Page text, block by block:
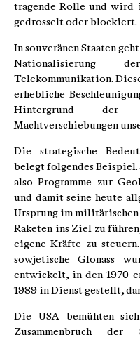
tragende Rolle und wird
gedrosselt oder blockiert.
In souveränen Staaten
Nationalisierung
Telekommunikation.
erhebliche
Hintergrund der
Machtverschiebungen
Die strategische
belegt folgendes
also Programme zur
und damit seine heute
Ursprung im militärischen
Raketen ins Ziel zu
eigene Kräfte zu
sowjetische Glonass
entwickelt, in den 1970-
1989 in Dienst gestellt,
Die USA bemühten
Zusammenbruch der